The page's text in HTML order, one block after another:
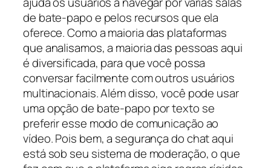
de bate-papo e pelos recursos que ela
oferece. Como a maioria das plataformas
que analisamos, a maioria das pessoas aqui
é diversificada, para que você possa
conversar facilmente com outros usuários
multinacionais. Além disso, você pode usar
uma opção de bate-papo por texto se
preferir esse modo de comunicação ao
vídeo. Pois bem, a segurança do chat aqui
está sob seu sistema de moderação, o que